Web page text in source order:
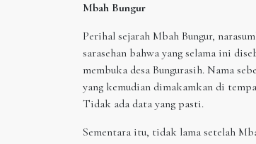
Mbah Bungur
Perihal sejarah Mbah Bungur,
sarasehan bahwa yang selama ini
membuka desa Bungurasih. Nama
yang kemudian dimakamkan di
Tidak ada data yang pasti.
Sementara itu, tidak lama setelah